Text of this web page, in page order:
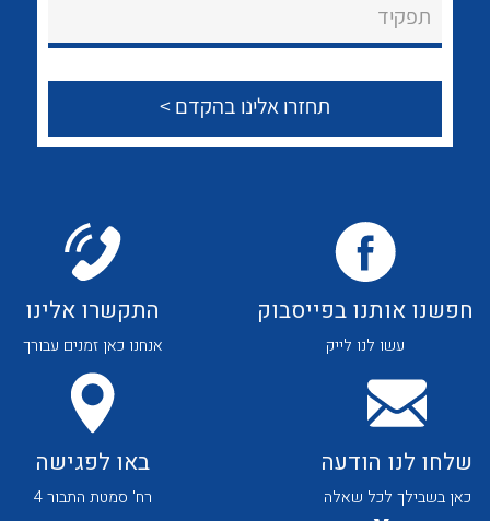
לכל מוצרי היצרן לכל מוצרי היצרן
לכל מוצרי היצרן לכל מוצרי היצרן
תפקיד
חפשנו אותנו בפייסבוק
עשו לנו לייק
התקשרו אלינו
אנחנו כאן זמנים עבורך
שלחו לנו הודעה
כאן בשבילך לכל שאלה
באו לפגישה
רח' סמטת התבור 4